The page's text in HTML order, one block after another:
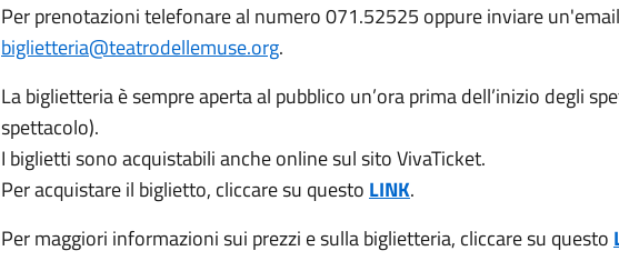
Per prenotazioni telefonare al numero 071.52525 oppure inviare
biglietteria@teatrodellemuse.org.
La biglietteria è sempre aperta al pubblico un’ora prima dell’inizio degli
spettacolo).
I biglietti sono acquistabili anche online sul sito VivaTicket.
Per acquistare il biglietto, cliccare su questo LINK.
Per maggiori informazioni sui prezzi e sulla biglietteria, cliccare su questo